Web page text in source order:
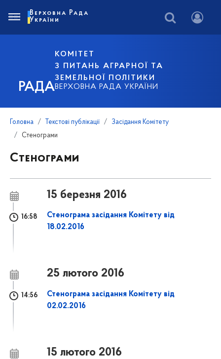
РАДА
КОМІТЕТ
З ПИТАНЬ АГРАРНОЇ ТА
ЗЕМЕЛЬНОЇ ПОЛІТИКИ
ВЕРХОВНА РАДА УКРАЇНИ
Верховна Рада
України
Головна Текстові публікації
Засідання Комітету
Стенограми
Стенограми
15 березня 2016
16:58
Стенограма засідання Комітету від
18.02.2016
25 лютого 2016
14:56
Стенограма засідання Комітету від
02.02.2016
15 лютого 2016